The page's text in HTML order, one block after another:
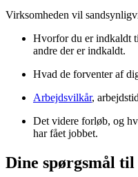
Virksomheden vil
Hvorfor du er indkaldt
andre der er indkaldt.
Hvad de forventer af
Arbejdsvilkår,
Det videre forløb, og
har fået jobbet.
Dine spørgsmål til